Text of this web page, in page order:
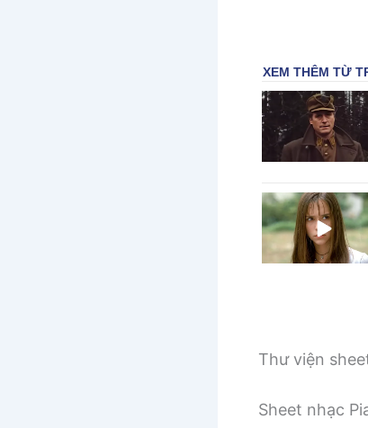
Thư viện
Sheet nhạc